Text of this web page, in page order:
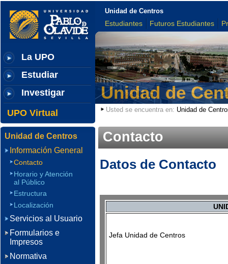
La UPO
Estudiar
Investigar
UPO Virtual
Unidad de Centros
Estudiantes Futuros Estudiantes
Unidad de
Usted se encuentra en: Unidad de
Contacto
Datos de Contacto
Jefa Unidad de
Unidad de Centros
Información General
Contacto
Horario y Atención
al Público
Estructura
Localización
Servicios al Usuario
Formularios e
Impresos
Normativa